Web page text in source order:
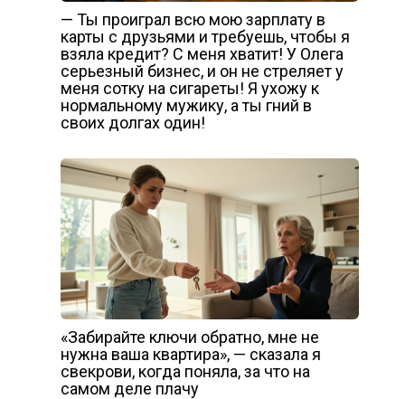
— Ты проиграл всю мою зарплату в
карты с друзьями и требуешь, чтобы я
взяла кредит? С меня хватит! У Олега
серьезный бизнес, и он не стреляет у
меня сотку на сигареты! Я ухожу к
нормальному мужику, а ты гний в
своих долгах один!
«Забирайте ключи обратно, мне не
нужна ваша квартира», — сказала я
свекрови, когда поняла, за что на
самом деле плачу